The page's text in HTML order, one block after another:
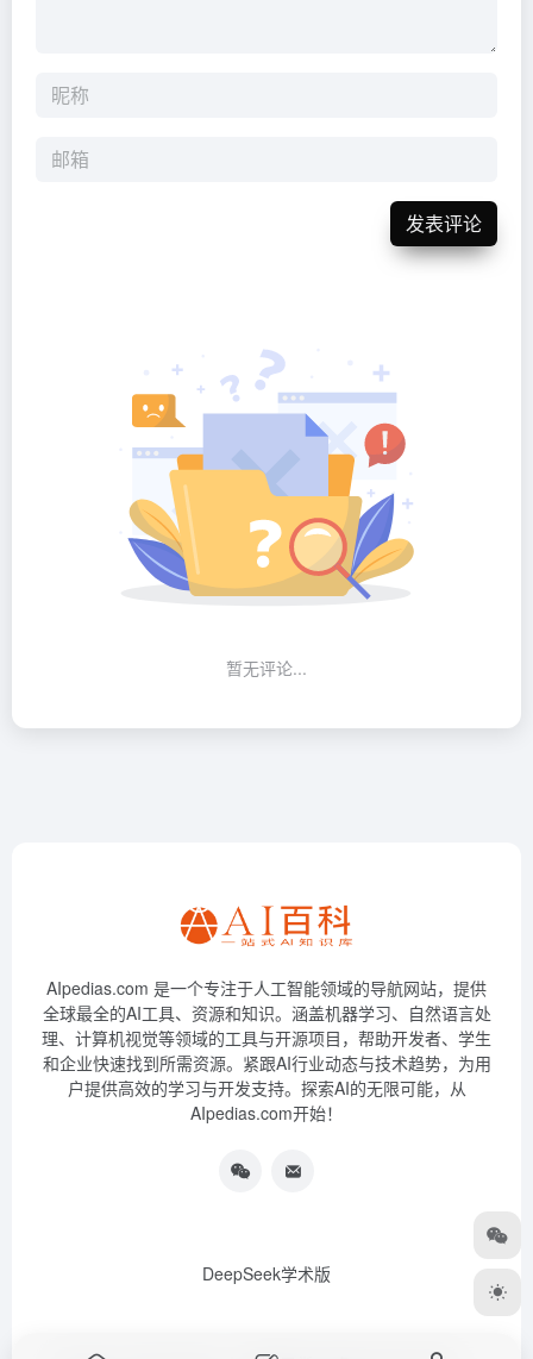
发表评论
暂无评论...
AIpedias.com 是一个专注于人工智能领域的导航网站，提供
全球最全的AI工具、资源和知识。涵盖机器学习、自然语言处
理、计算机视觉等领域的工具与开源项目，帮助开发者、学生
和企业快速找到所需资源。紧跟AI行业动态与技术趋势，为用
户提供高效的学习与开发支持。探索AI的无限可能，从
AIpedias.com开始！
DeepSeek学术版